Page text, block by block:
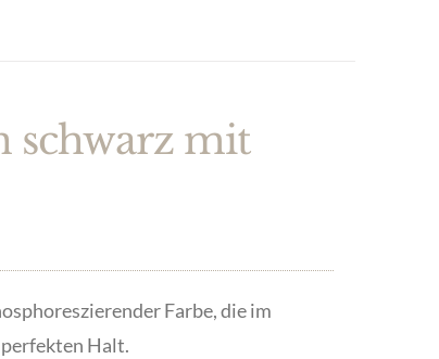
schwarz mit
Farbe, die im
Halt.